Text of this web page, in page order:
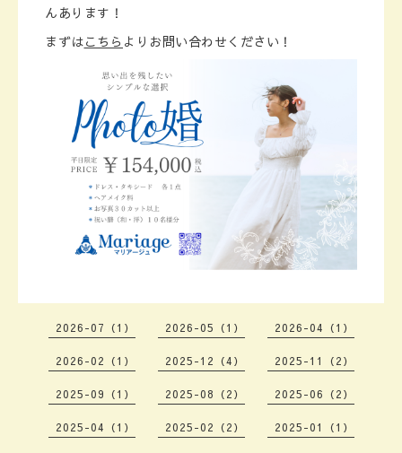
んあります！
まずはこちら よりお問い合わせください！
2026-07（1） 2026-05（1） 2026-04（1）
2026-02（1） 2025-12（4） 2025-11（2）
2025-09（1） 2025-08（2） 2025-06（2）
2025-04（1） 2025-02（2） 2025-01（1）